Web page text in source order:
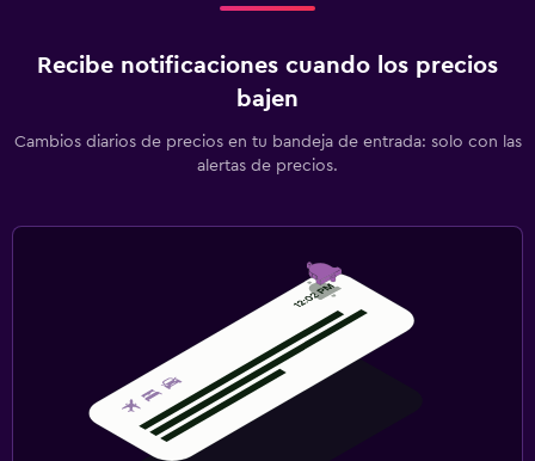
Recibe notificaciones cuando los precios
bajen
Cambios diarios de precios en tu bandeja de entrada: solo con las
alertas de precios.